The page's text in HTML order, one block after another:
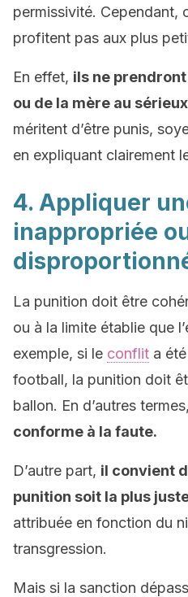
permissivité. Cependant,
profitent pas aux plus
En effet, ils ne
ou de la mère au
méritent d’être punis,
en expliquant clairement
4. Appliquer
inappropriée
La punition doit être
ou à la limite établie que
exemple, si le conflit a
football, la punition doit
ballon. En d’autres termes,
conforme à la faute.
D’autre part, il convient
punition soit la plus
attribuée en fonction du
transgression.
Mais si la sanction